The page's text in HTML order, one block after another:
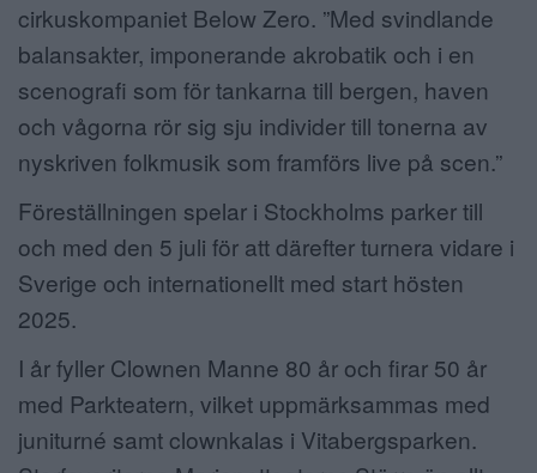
cirkuskompaniet Below Zero. ”Med svindlande
balansakter, imponerande akrobatik och i en
scenografi som för tankarna till bergen, haven
och vågorna rör sig sju individer till tonerna av
nyskriven folkmusik som framförs live på scen.”
Föreställningen spelar i Stockholms parker till
och med den 5 juli för att därefter turnera vidare i
Sverige och internationellt med start hösten
2025.
I år fyller Clownen Manne 80 år och firar 50 år
med Parkteatern, vilket uppmärksammas med
juniturné samt clownkalas i Vitabergsparken.